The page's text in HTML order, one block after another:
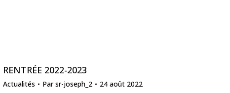
RENTRÉE 2022-2023
Actualités Parsr-joseph_2 24 août 2022